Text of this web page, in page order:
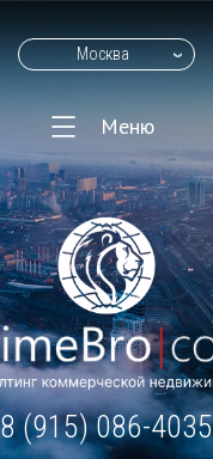
Москва
Меню
8 (915) 086-4035